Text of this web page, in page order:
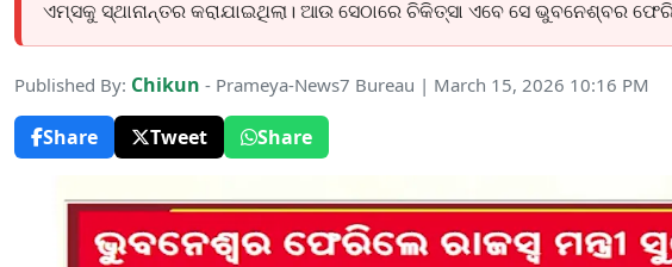
ଏମ୍ସକୁ ସ୍ଥାନାନ୍ତର କରାଯାଇଥିଲା। ଆଉ ସେଠାରେ ଚିକିତ୍ସା ଏବେ ସେ ଭୁବନେଶ୍ବର
Published By: Chikun - Prameya-News7 Bureau | March 15, 2026 10:16 PM
Share
Tweet Share